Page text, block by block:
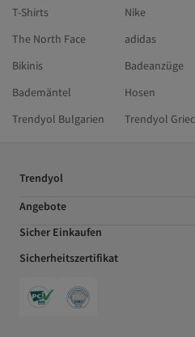
T-Shirts
Nike
The North Face
adidas
Bikinis
Badeanzüge
Bademäntel
Hosen
Trendyol Bulgarien
Trendyol
Trendyol
Angebote
Sicher Einkaufen
Sicherheitszertifikat